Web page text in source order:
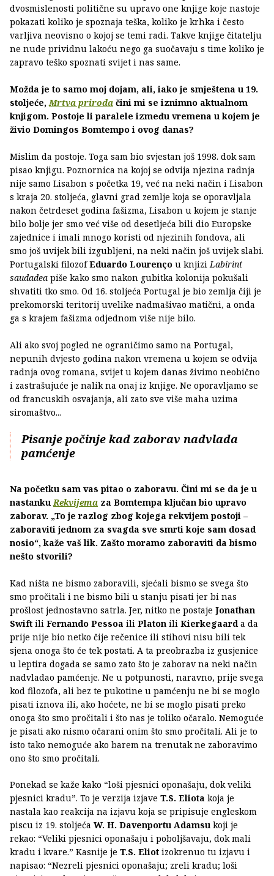
dvosmislenosti politične su upravo one knjige koje nastoje
pokazati koliko je spoznaja teška, koliko je krhka i često
varljiva neovisno o kojoj se temi radi. Takve knjige čitatelju
ne nude prividnu lakoću nego ga suočavaju s time koliko je
zapravo teško spoznati svijet i nas same.
Možda je to samo moj dojam, ali, iako je smještena u 19.
stoljeće,Mrtva priroda čini mi se iznimno aktualnom
knjigom. Postoje li paralele između vremena u kojem je
živio Domingos Bomtempo i ovog danas?
Mislim da postoje. Toga sam bio svjestan još 1998. dok sam
pisao knjigu. Poznornica na kojoj se odvija njezina radnja
nije samo Lisabon s početka 19, već na neki način i Lisabon
s kraja 20. stoljeća, glavni grad zemlje koja se oporavljala
nakon četrdeset godina fašizma, Lisabon u kojem je stanje
bilo bolje jer smo već više od desetljeća bili dio Europske
zajednice i imali mnogo koristi od njezinih fondova, ali
smo još uvijek bili izgubljeni, na neki način još uvijek slabi.
Portugalski filozofEduardo Lourenço u knjiziLabirint
saudadea piše kako smo nakon gubitka kolonija pokušali
shvatiti tko smo. Od 16. stoljeća Portugal je bio zemlja čiji je
prekomorski teritorij uvelike nadmašivao matični, a onda
ga s krajem fašizma odjednom više nije bilo.
Ali ako svoj pogled ne ograničimo samo na Portugal,
nepunih dvjesto godina nakon vremena u kojem se odvija
radnja ovog romana, svijet u kojem danas živimo neobično
i zastrašujuće je nalik na onaj iz knjige. Ne oporavljamo se
od francuskih osvajanja, ali zato sve više maha uzima
siromaštvo...
Pisanje počinje kad zaborav nadvlada
pamćenje
Na početku sam vas pitao o zaboravu. Čini mi se da je u
nastankuRekvijema za Bomtempa ključan bio upravo
zaborav. „To je razlog zbog kojega rekvijem postoji –
zaboraviti jednom za svagda sve smrti koje sam dosad
nosio“, kaže vaš lik. Zašto moramo zaboraviti da bismo
nešto stvorili?
Kad ništa ne bismo zaboravili, sjećali bismo se svega što
smo pročitali i ne bismo bili u stanju pisati jer bi nas
prošlost jednostavno satrla. Jer, nitko ne postaje Jonathan
Swift ili Fernando Pessoa ili Platon ili Kierkegaarda da
prije nije bio netko čije rečenice ili stihovi nisu bili tek
sjena onoga što će tek postati. A ta preobrazba iz gusjenice
u leptira događa se samo zato što je zaborav na neki način
nadvladao pamćenje. Ne u potpunosti, naravno, prije svega
kod filozofa, ali bez te pukotine u pamćenju ne bi se moglo
pisati iznova ili, ako hoćete, ne bi se moglo pisati preko
onoga što smo pročitali i što nas je toliko očaralo. Nemoguće
je pisati ako nismo očarani onim što smo pročitali. Ali je to
isto tako nemoguće ako barem na trenutak ne zaboravimo
ono što smo pročitali.
Ponekad se kaže kako “loši pjesnici oponašaju, dok veliki
pjesnici kradu”. To je verzija izjave T.S. Eliota koja je
nastala kao reakcija na izjavu koja se pripisuje engleskom
piscu iz 19. stoljeća W. H. Davenportu Adamsu koji je
rekao: “Veliki pjesnici oponašaju i poboljšavaju, dok mali
kradu i kvare.” Kasnije je T.S. Eliot izokrenuo tu izjavu i
napisao: “Nezreli pjesnici oponašaju; zreli kradu; loši